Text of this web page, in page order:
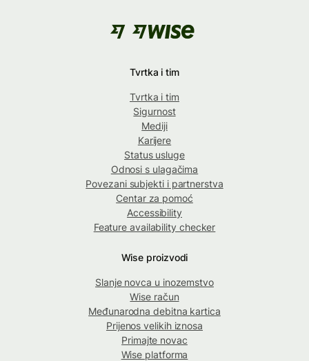
Tvrtka i tim
Tvrtka i tim
Sigurnost
Mediji
Karijere
Status usluge
Odnosi s ulagačima
Povezani subjekti i partnerstva
Centar za pomoć
Accessibility
Feature availability checker
Wise proizvodi
Slanje novca u inozemstvo
Wise račun
Međunarodna debitna kartica
Prijenos velikih iznosa
Primajte novac
Wise platforma